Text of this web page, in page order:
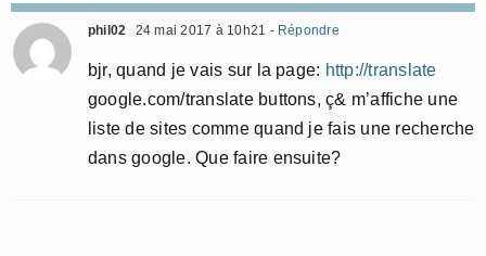
phil02 24 mai 2017 à 10h21 - Répondre
bjr, quand je vais sur la page: http://translate
google.com/translate buttons, ç& m’affiche une
liste de sites comme quand je fais une recherche
dans google. Que faire ensuite?